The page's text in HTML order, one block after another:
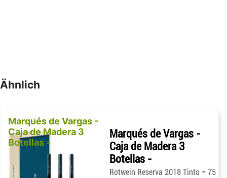
Ähnlich
Marqués de Vargas -
Caja de Madera 3
Botellas -
Marqués de Vargas -
Caja de Madera 3
Botellas -
Rotwein Reserva 2018 Tinto -75